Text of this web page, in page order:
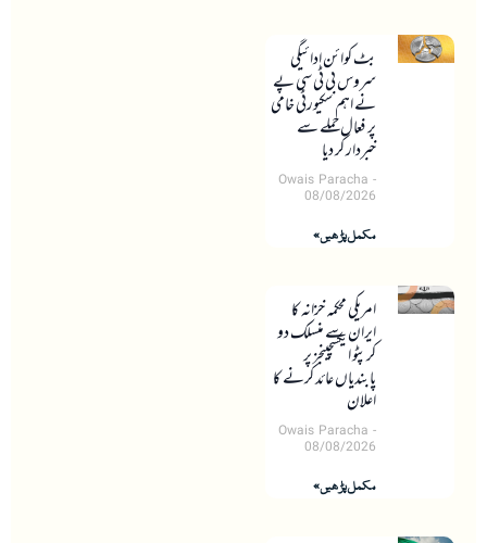
بٹ کوائن ادائیگی
سروس بی ٹی سی پے
نے اہم سکیورٹی خامی
پر فعال حملے سے
خبردار کر دیا
Owais Paracha
08/08/2026
مکمل پڑھیں »
امریکی محکمہ خزانہ کا
ایران سے منسلک دو
کرپٹو ایکسچینجز پر
پابندیاں عائد کرنے کا
اعلان
Owais Paracha
08/08/2026
مکمل پڑھیں »